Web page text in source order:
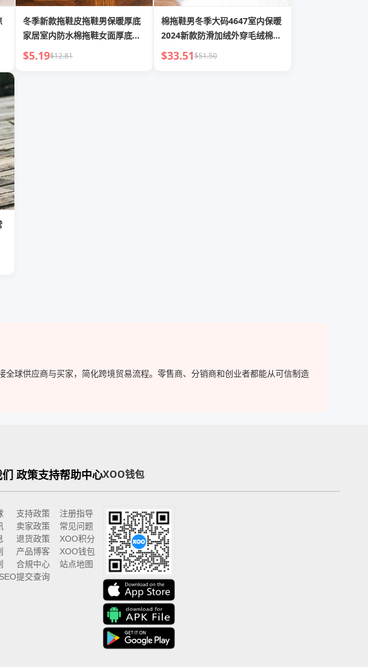
冬季新款拖鞋皮拖鞋男保暖厚底
家居室内防水棉拖鞋女面厚底棉
拖鞋
$5.19$12.81
棉拖鞋男冬季大码4647室内保暖
2024新款防滑加绒外穿毛绒棉鞋
男士
$33.51$51.50
球供应商与买家，简化跨境贸易流程。零售商、分销商和创业者都能从可信制造
政策支持
支持政策
卖家政策
退货政策
产品博客
合規中心
提交查询
帮助中心
注册指导
常见问题
XOO积分
XOO钱包
站点地图
XOO钱包